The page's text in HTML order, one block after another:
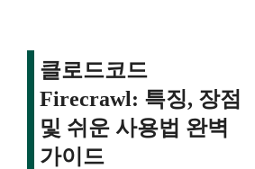
클로드코드
Firecrawl: 특징, 장점
및 쉬운 사용법 완벽
가이드